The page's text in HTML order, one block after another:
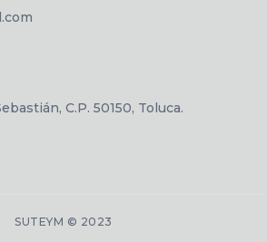
C.P. 50150, Toluca.
SUTEYM © 2023